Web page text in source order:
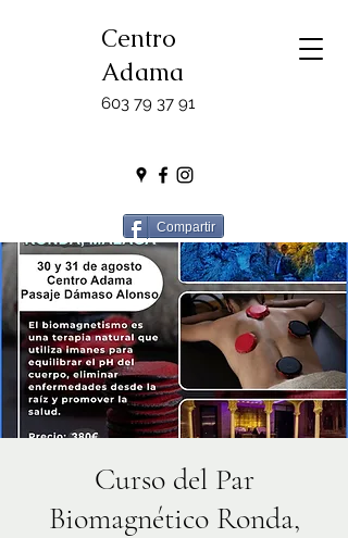
Centro
Adama
603 79 37 91
Compartir
Curso del Par
Biomagnético Ronda,